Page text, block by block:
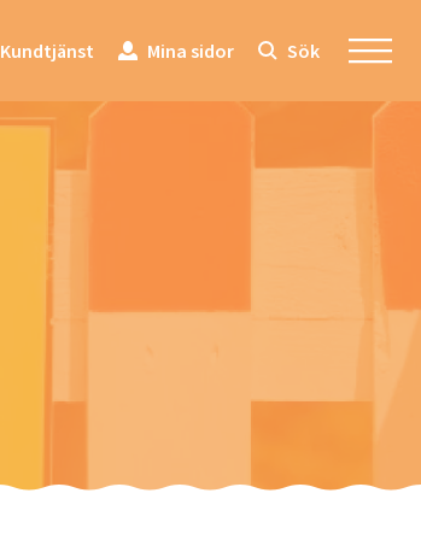
Kundtjänst Mina sidor Sök